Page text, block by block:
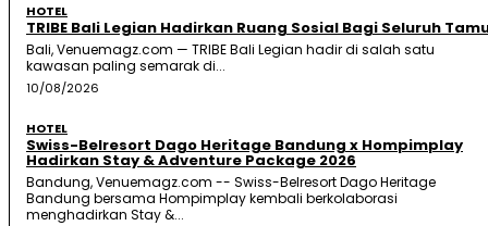
HOTEL
TRIBE Bali Legian Hadirkan Ruang Sosial Bagi Seluruh
Bali, Venuemagz.com — TRIBE Bali Legian hadir di salah satu
kawasan paling semarak di...
10/08/2026
HOTEL
Swiss-Belresort Dago Heritage Bandung x Hompimplay
Hadirkan Stay & Adventure Package 2026
Bandung, Venuemagz.com -- Swiss-Belresort Dago Heritage
Bandung bersama Hompimplay kembali berkolaborasi
menghadirkan Stay &...